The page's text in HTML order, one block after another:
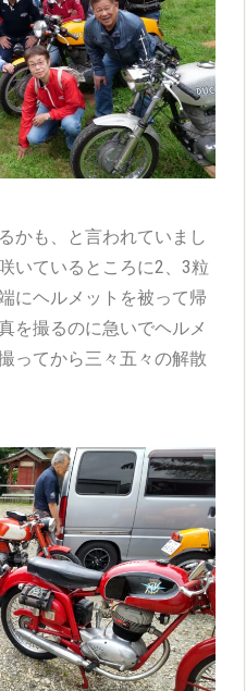
かも、と言われていまし
いているところに2、3粒
にヘルメットを被って帰
を撮るのに急いでヘルメ
ってから三々五々の解散